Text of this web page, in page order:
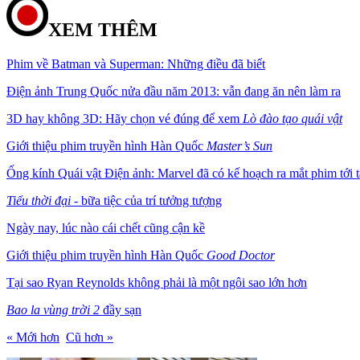
XEM THÊM
Phim về Batman và Superman: Những điều đã biết
Điện ảnh Trung Quốc nửa đầu năm 2013: vẫn đang ăn nên làm ra
3D hay không 3D: Hãy chọn vé đúng để xem Lò đào tạo quái vật
Giới thiệu phim truyền hình Hàn Quốc Master’s Sun
Ống kính Quái vật Điện ảnh: Marvel đã có kế hoạch ra mắt phim tới
Tiểu thời đại - bữa tiệc của trí tưởng tượng
Ngày nay, lúc nào cái chết cũng cận kề
Giới thiệu phim truyền hình Hàn Quốc Good Doctor
Tại sao Ryan Reynolds không phải là một ngôi sao lớn hơn
Bao la vùng trời 2 đầy sạn
« Mới hơn Cũ hơn »